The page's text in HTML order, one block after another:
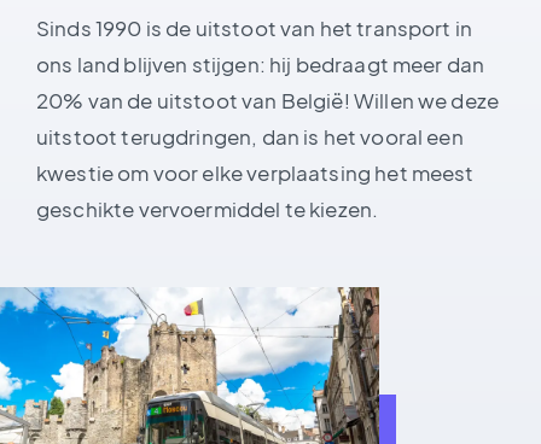
Sinds 1990 is de uitstoot van het transport in
ons land blijven stijgen: hij bedraagt meer dan
20% van de uitstoot van België! Willen we deze
uitstoot terugdringen, dan is het vooral een
kwestie om voor elke verplaatsing het meest
geschikte vervoermiddel te kiezen.